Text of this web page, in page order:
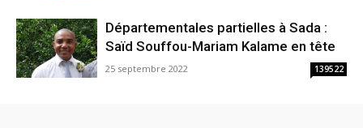
Départementales partielles à Sada :
Saïd Souffou-Mariam Kalame en tête
25 septembre 2022 139522